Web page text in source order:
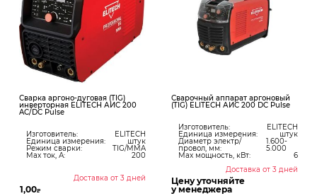
Сварка аргоно-дуговая (TIG)
инверторная ELITECH АИС 200
AC/DC Pulse
Изготовитель: ELITECH
Единица измерения: штук
Режим сварки: TIG/MMA
Max ток, А: 200
Доставка от 3 дней
1,00₽
Сварочный аппарат аргоновый
(TIG) ELITECH АИС 200 DC Pulse
Изготовитель: ELITECH
Единица измерения: штук
Диаметр электр/
провол, мм:
1.600-
5.000
Max мощность, кВт:
6
Доставка от 3 дней
Цену уточняйте
у менеджера